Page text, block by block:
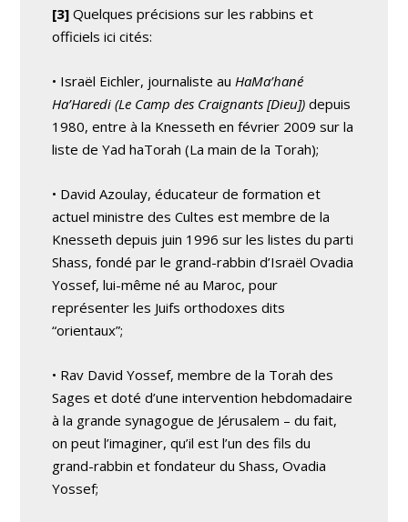
[3] Quelques précisions sur les rabbins et
officiels ici cités:
• Israël Eichler, journaliste au HaMa’hané
Ha’Haredi (Le Camp des Craignants [Dieu]) depuis
1980, entre à la Knesseth en février 2009 sur la
liste de Yad haTorah (La main de la Torah);
• David Azoulay, éducateur de formation et
actuel ministre des Cultes est membre de la
Knesseth depuis juin 1996 sur les listes du parti
Shass, fondé par le grand-rabbin d’Israël Ovadia
Yossef, lui-même né au Maroc, pour
représenter les Juifs orthodoxes dits
“orientaux”;
• Rav David Yossef, membre de la Torah des
Sages et doté d’une intervention hebdomadaire
à la grande synagogue de Jérusalem – du fait,
on peut l’imaginer, qu’il est l’un des fils du
grand-rabbin et fondateur du Shass, Ovadia
Yossef;